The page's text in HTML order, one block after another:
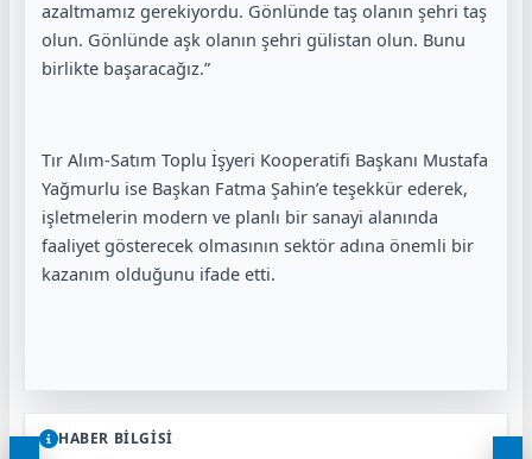
azaltmamız gerekiyordu. Gönlünde taş olanın şehri taş
olun. Gönlünde aşk olanın şehri gülistan olun. Bunu
birlikte başaracağız.”
Tır Alım-Satım Toplu İşyeri Kooperatifi Başkanı Mustafa
Yağmurlu ise Başkan Fatma Şahin’e teşekkür ederek,
işletmelerin modern ve planlı bir sanayi alanında
faaliyet gösterecek olmasının sektör adına önemli bir
kazanım olduğunu ifade etti.
HABER BİLGİSİ